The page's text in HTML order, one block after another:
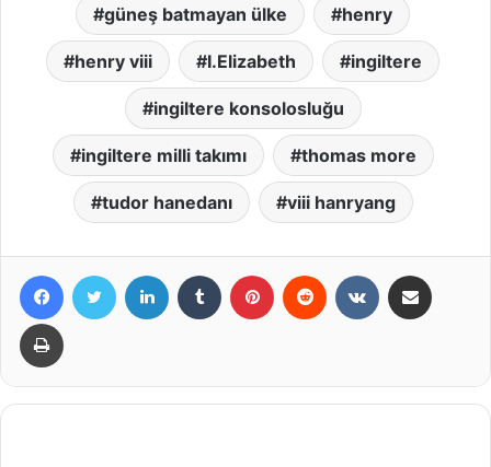
güneş batmayan ülke henry
henry viii I.Elizabeth ingiltere
ingiltere konsolosluğu
ingiltere milli takımı thomas more
tudor hanedanı viii hanryang
Facebook LinkedIn Tumblr Pinterest Reddit VKontakte
Yazdır